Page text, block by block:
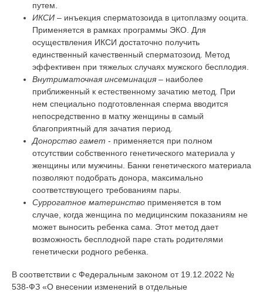
путем.
ИКСИ – инъекция сперматозоида в цитоплазму ооцита.
Применяется в рамках программы ЭКО. Для
осуществления ИКСИ достаточно получить
единственный качественный сперматозоид. Метод
эффективен при тяжелых случаях мужского бесплодия.
Внутриматочная инсеминация – наиболее
приближенный к естественному зачатию метод. При
нем специально подготовленная сперма вводится
непосредственно в матку женщины в самый
благоприятный для зачатия период.
Донорство гамет - применяется при полном
отсутствии собственного генетического материала у
женщины или мужчины. Банки генетического материала
позволяют подобрать донора, максимально
соответствующего требованиям пары.
Суррогатное материнство применяется в том
случае, когда женщина по медицинским показаниям не
может выносить ребенка сама. Этот метод дает
возможность бесплодной паре стать родителями
генетически родного ребенка.
В соответствии с Федеральным законом от 19.12.2022 №
538-ФЗ «О внесении изменений в отдельные